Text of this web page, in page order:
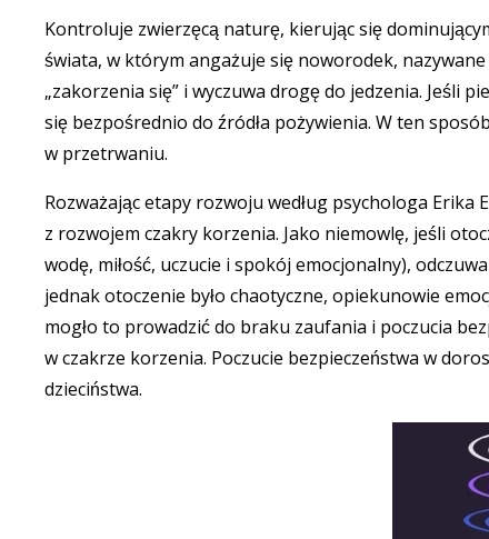
Kontroluje zwierzęcą naturę, kierując się
świata, w którym angażuje się noworodek,
„zakorzenia się” i wyczuwa drogę do jedzenia.
się bezpośrednio do źródła pożywienia. W ten
w przetrwaniu.
Rozważając etapy rozwoju według psychologa
z rozwojem czakry korzenia. Jako niemowlę, jeśli
wodę, miłość, uczucie i spokój emocjonalny),
jednak otoczenie było chaotyczne, opiekunowie
mogło to prowadzić do braku zaufania i poczucia
w czakrze korzenia. Poczucie bezpieczeństwa w
dzieciństwa.